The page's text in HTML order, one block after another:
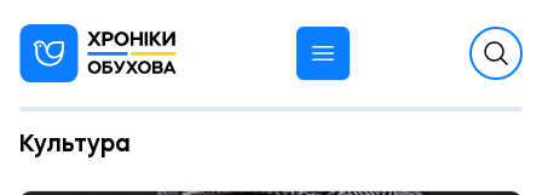
Культура